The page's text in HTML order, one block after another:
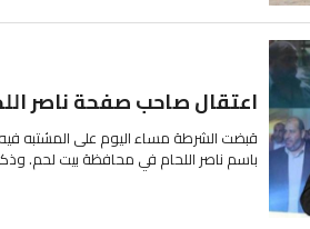
اعتقال صاحب صفحة ناصر
قبضت الشرطة مساء اليوم على المشتبه
باسم ناصر اللحام في محافظة بيت لحم.